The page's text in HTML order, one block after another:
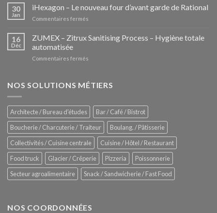
Pozzettis:
la
des
30
Jan
iHexagon – Le nouveau four d’avant garde de Rational
Commentaires fermés
–
Le
de
16
Déc
ZUMEX – Zitrux Sanitising Process – Hygiène totale
automatisée
Commentaires fermés
Zitrux
–
Hygiène
totale
automatisée
NOS SOLUTIONS MÉTIERS
Architecte / Bureau d'études
Bar / Café / Bistrot
Boucherie / Charcuterie / Traiteur
Boulang. / Pâtisserie
Collectivités / Cuisine centrale
Cuisine / Hôtel / Restaurant
Food truck
Glacier / Crêperie Pizzeria
Poissonnerie
Secteur agroalimentaire
Snack / Sandwicherie / Fast Food
NOS COORDONNÉES